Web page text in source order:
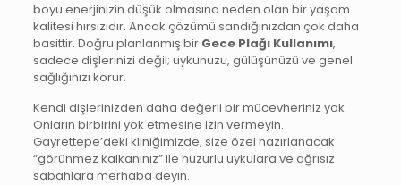
boyu enerjinizin düşük olmasına neden olan bir yaşam
kalitesi hırsızıdır. Ancak çözümü sandığınızdan çok daha
basittir. Doğru planlanmış bir Gece Plağı Kullanımı,
sadece dişlerinizi değil; uykunuzu, gülüşünüzü ve genel
sağlığınızı korur.
Kendi dişlerinizden daha değerli bir mücevheriniz yok.
Onların birbirini yok etmesine izin vermeyin.
Gayrettepe’deki kliniğimizde, size özel hazırlanacak
“görünmez kalkanınız” ile huzurlu uykulara ve ağrısız
sabahlara merhaba deyin.